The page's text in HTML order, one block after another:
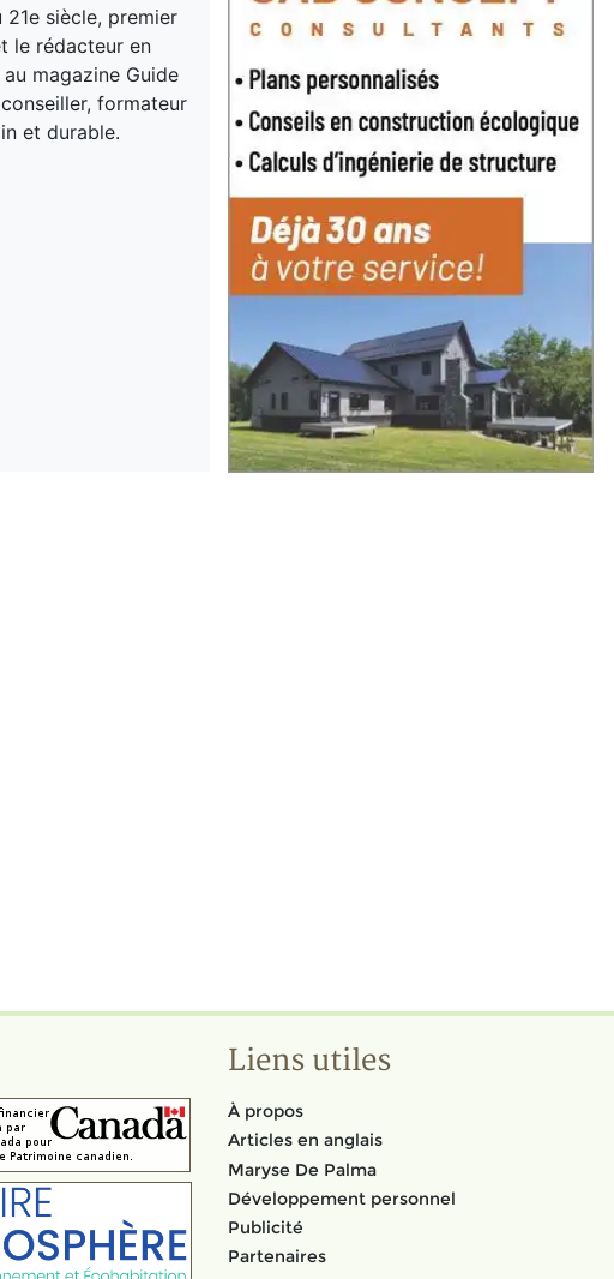
siècle, premier
le rédacteur en
magazine Guide
formateur
et durable.
Liens utiles
À propos
Articles en anglais
Maryse De Palma
Développement personnel
Publicité
Partenaires